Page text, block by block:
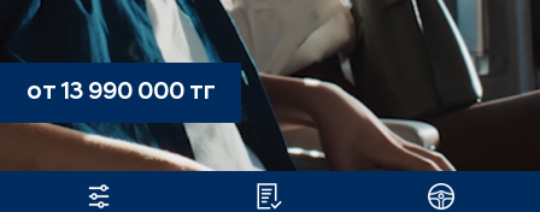
от 13 990 000 тг